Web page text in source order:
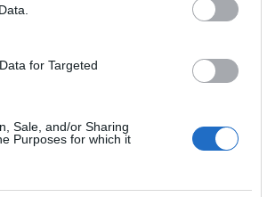
for Targeted
Sale, and/or Sharing
Purposes for which it
Υπολογιστών σε 2